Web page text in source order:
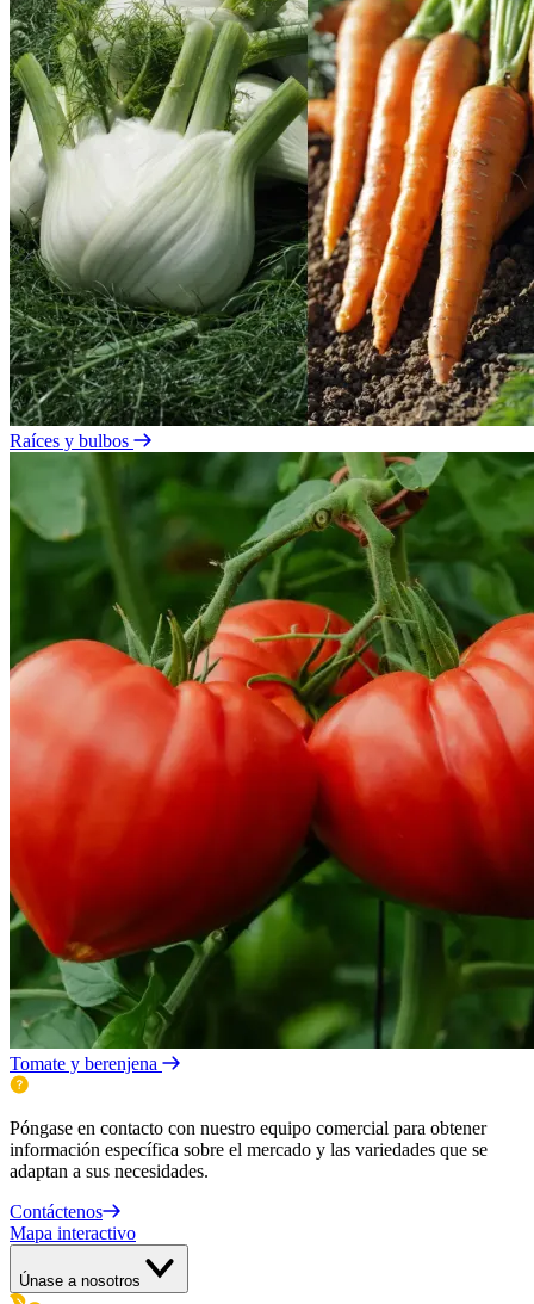
Raíces y bulbos
Tomate y berenjena
Póngase en contacto con nuestro equipo comercial para obtener
información específica sobre el mercado y las variedades que se
adaptan a sus necesidades.
Contáctenos
Mapa interactivo
Únase a nosotros